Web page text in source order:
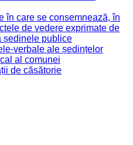
în care se consemnează, în
de vedere exprimate de
ședinele publice
verbale ale ședințelor
al comunei
de căsătorie